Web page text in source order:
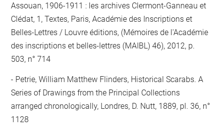
Assouan, 1906-1911 : les archives Clermont-Ganneau et
Clédat, 1, Textes, Paris, Académie des Inscriptions et
Belles-Lettres / Louvre éditions, (Mémoires de l'Académie
des inscriptions et belles-lettres (MAIBL) 46), 2012, p.
503, n° 714
Petrie, William Matthew Flinders, Historical Scarabs. A
Series of Drawings from the Principal Collections
arranged chronologically, Londres, D. Nutt, 1889, pl. 36, n°
1128